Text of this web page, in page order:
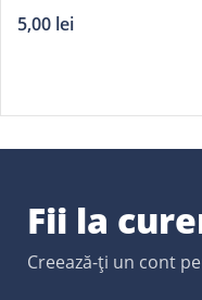
5,00 lei
Fii la
Creează-ți un cont